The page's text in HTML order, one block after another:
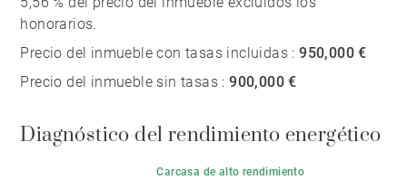
honorarios.
Precio del inmueble con tasas incluidas :950,000 €
Precio del inmueble sin tasas :900,000 €
Diagnóstico del rendimiento energético
Carcasa de alto rendimiento